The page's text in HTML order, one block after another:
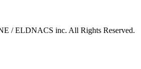
/ ELDNACS inc. All Rights Reserved.